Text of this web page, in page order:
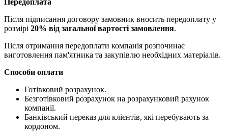
Після підписання договору замовник вносить передоплату у
розмірі 20% від загальної вартості замовлення.
Після отримання передоплати компанія розпочинає
виготовлення пам'ятника та закупівлю необхідних матеріалів.
Способи оплати
Готівковий розрахунок.
Безготівковий розрахунок на розрахунковий рахунок
компанії.
Банківський переказ для клієнтів, які перебувають за
кордоном.